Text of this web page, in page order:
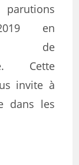
en
de
Cette
invite à
dans les